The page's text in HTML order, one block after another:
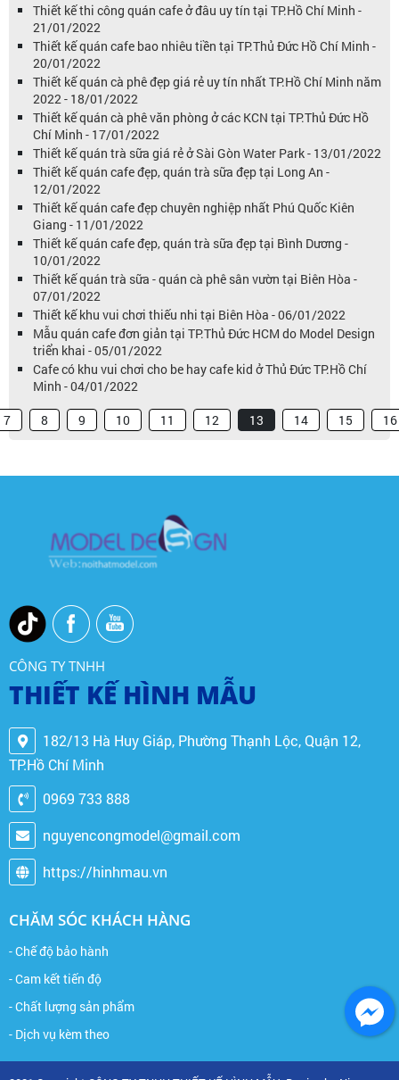
Thiết kế thi công quán cafe ở đâu uy tín tại TP.Hồ Chí Minh -
21/01/2022
Thiết kế quán cafe bao nhiêu tiền tại TP.Thủ Đức Hồ Chí Minh -
20/01/2022
Thiết kế quán cà phê đẹp giá rẻ uy tín nhất TP.Hồ Chí Minh năm
2022 - 18/01/2022
Thiết kế quán cà phê văn phòng ở các KCN tại TP.Thủ Đức Hồ
Chí Minh - 17/01/2022
Thiết kế quán trà sữa giá rẻ ở Sài Gòn Water Park - 13/01/2022
Thiết kế quán cafe đẹp, quán trà sữa đẹp tại Long An -
12/01/2022
Thiết kế quán cafe đẹp chuyên nghiệp nhất Phú Quốc Kiên
Giang - 11/01/2022
Thiết kế quán cafe đẹp, quán trà sữa đẹp tại Bình Dương -
10/01/2022
Thiết kế quán trà sữa - quán cà phê sân vườn tại Biên Hòa -
07/01/2022
Thiết kế khu vui chơi thiếu nhi tại Biên Hòa - 06/01/2022
Mẫu quán cafe đơn giản tại TP.Thủ Đức HCM do Model Design
triển khai - 05/01/2022
Cafe có khu vui chơi cho be hay cafe kid ở Thủ Đức TP.Hồ Chí
Minh - 04/01/2022
7 8 9 10 11 12 13 14 15 16
CÔNG TY TNHH
THIẾT KẾ HÌNH MẪU
182/13 Hà Huy Giáp, Phường Thạnh Lộc, Quận 12,
TP.Hồ Chí Minh
0969 733 888
nguyencongmodel@gmail.com
https://hinhmau.vn
CHĂM SÓC KHÁCH HÀNG
- Chế độ bảo hành
- Cam kết tiến độ
- Chất lượng sản phẩm
- Dịch vụ kèm theo